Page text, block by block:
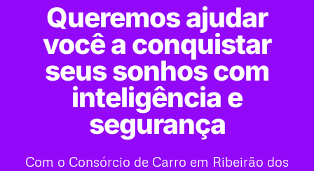
Queremos ajudar
você a conquistar
seus sonhos com
inteligência e
segurança
Com o Consórcio de Carro em Ribeirão dos